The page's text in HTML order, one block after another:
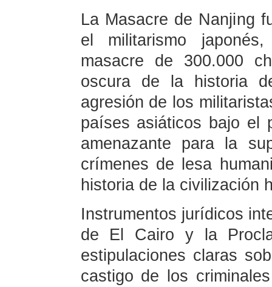
La Masacre de Nanjing
el militarismo
masacre de 300.000
oscura de la historia
agresión de los
países asiáticos bajo el
amenazante para la
crímenes de lesa
historia de la civilización
Instrumentos jurídicos
de El Cairo y la
estipulaciones claras
castigo de los